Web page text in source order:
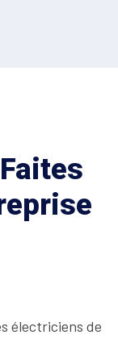
électriciens de